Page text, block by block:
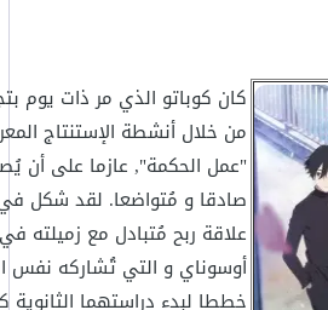
كان كوباتو الذي مر ذات يوم
من خلال أنشطة الإستنتاج
"عمل الحكمة", عازما على أن
صادقا و مُتواضعا. لقد شكل في
علاقة ربح مُتبادل مع زميلته
أوسوناي و التي تُشاركه نفس
خططا لبدء دراستهما الثانوية